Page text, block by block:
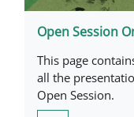
Open Session
This page
all the
Open Session.